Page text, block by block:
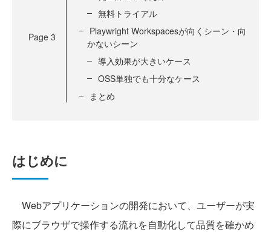
Page 3
無料トライアル
Playwright Workspacesが向くシーン・向
かないシーン
導入効果が大きいケース
OSS単独でも十分なケース
まとめ
はじめに
Webアプリケーションの開発において、ユーザーが実
際にブラウザで操作する流れを自動化して品質を確かめ